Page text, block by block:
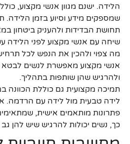
הלידה. ישנם מגוון אנשי מקצוע,
שמספקים מידע וסיוע בזמן הלידה.
תחושת הבדידות ולהעניק ביטחון
שיחה עם אנשי מקצוע לפני הלידה
מה צפוי ולהכין את הנפש לכל
אנשי מקצוע מאפשרת לנשים לבטא
ולהרגיש שהן שותפות בתהליך.
תמיכה מקצועית גם כוללת הכוונה
לידה טבעית מול לידה עם הרדמה.
פתרונות מותאמים אישית,
כך, נשים יכולות להרגיש שיש להן